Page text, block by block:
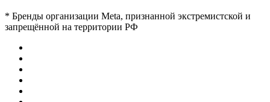
* Бренды организации Meta, признанной экстремистской и
запрещённой на территории РФ